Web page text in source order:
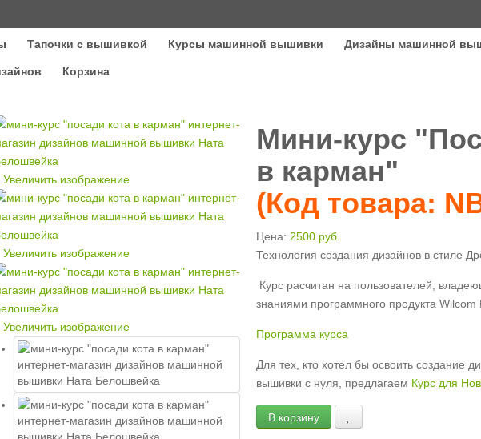
Тапочки с вышивкой Курсы машинной вышивки Дизайны машинной
Корзина
Увеличить изображение
Увеличить изображение
Увеличить изображение
Мини-курс
в карман"
(Код товара:
Цена: 2500 руб.
Технология создания дизайнов в стиле
Курс расчитан на пользователей,
знаниями программного продукта Wilcom
Программа курса
Для тех, кто хотел бы освоить создание
вышивки с нуля, предлагаем Курс для